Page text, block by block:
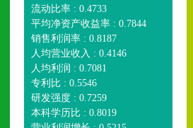
流动比率 : 0.4733
平均净资产收益率 : 0.7844
销售利润率 : 0.8187
人均营业收入 : 0.4146
人均利润 : 0.7081
专利比 : 0.5546
研发强度 : 0.7259
本科学历比 : 0.8019